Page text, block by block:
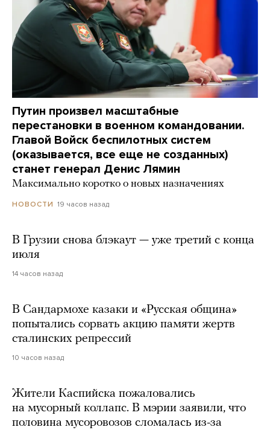
Путин произвел масштабные
перестановки в военном командовании.
Главой Войск беспилотных систем
(оказывается, все еще не созданных)
станет генерал Денис Лямин
Максимально коротко о новых назначениях
НОВОСТИ 19 часов назад
В Грузии снова блэкаут — уже третий с конца
июля
14 часов назад
В Сандармохе казаки и «Русская община»
попытались сорвать акцию памяти жертв
сталинских репрессий
10 часов назад
Жители Каспийска пожаловались
на мусорный коллапс. В мэрии заявили, что
половина мусоровозов сломалась из-за